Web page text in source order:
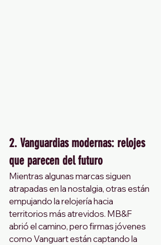
2. Vanguardias modernas: relojes
que parecen del futuro
Mientras algunas marcas siguen
atrapadas en la nostalgia, otras están
empujando la relojería hacia
territorios más atrevidos. MB&F
abrió el camino, pero firmas jóvenes
como Vanguart están captando la